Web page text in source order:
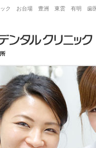
ック お台場 豊洲 東雲 有明 歯